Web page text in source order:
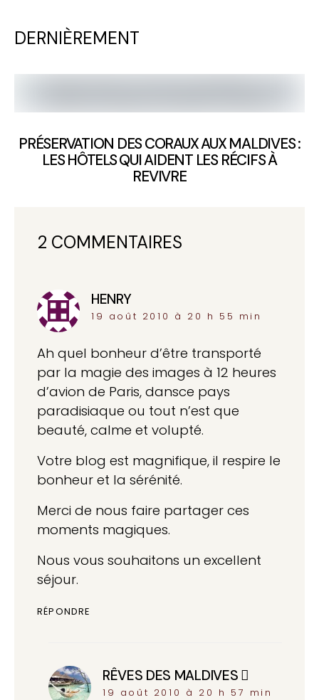
DERNIÈREMENT
PRÉSERVATION DES CORAUX AUX MALDIVES :
LES HÔTELS QUI AIDENT LES RÉCIFS À
REVIVRE
2 COMMENTAIRES
HENRYdit :
19 août 2010 à 20 h 55 min
Ah quel bonheur d’être transporté
par la magie des images à 12 heures
d’avion de Paris, dansce pays
paradisiaque ou tout n’est que
beauté, calme et volupté.
Votre blog est magnifique, il respire le
bonheur et la sérénité.
Merci de nous faire partager ces
moments magiques.
Nous vous souhaitons un excellent
séjour.
RÉPONDRE
RÊVES DES MALDIVES
19 août 2010 à 20 h 57 min